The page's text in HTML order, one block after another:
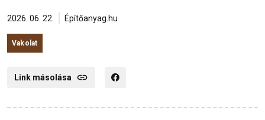
2026. 06. 22. Építőanyag.hu
Vakolat
Link másolása